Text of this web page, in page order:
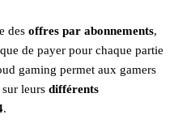
des offres par abonnements,
de payer pour chaque partie
gaming permet aux gamers
sur leurs différents
.